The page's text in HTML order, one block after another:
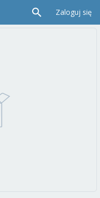
Zaloguj się